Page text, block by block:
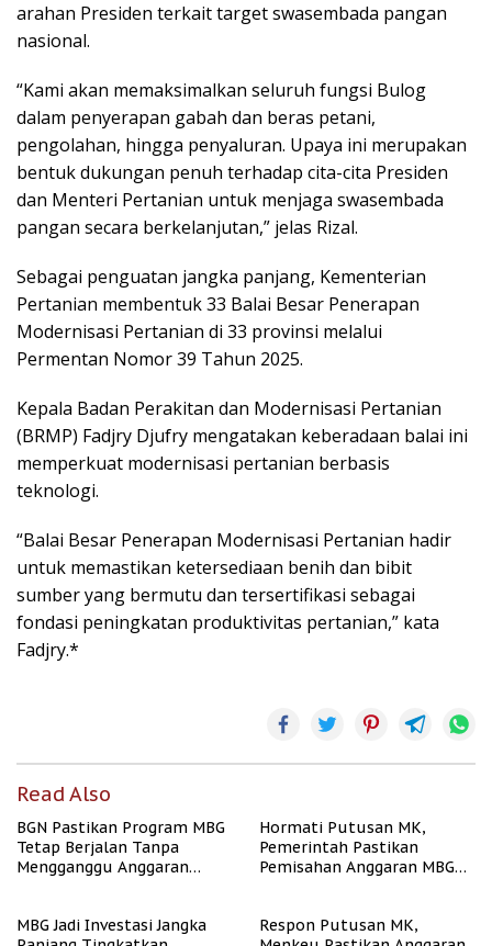
arahan Presiden terkait target swasembada pangan
nasional.
“Kami akan memaksimalkan seluruh fungsi Bulog
dalam penyerapan gabah dan beras petani,
pengolahan, hingga penyaluran. Upaya ini merupakan
bentuk dukungan penuh terhadap cita-cita Presiden
dan Menteri Pertanian untuk menjaga swasembada
pangan secara berkelanjutan,” jelas Rizal.
Sebagai penguatan jangka panjang, Kementerian
Pertanian membentuk 33 Balai Besar Penerapan
Modernisasi Pertanian di 33 provinsi melalui
Permentan Nomor 39 Tahun 2025.
Kepala Badan Perakitan dan Modernisasi Pertanian
(BRMP) Fadjry Djufry mengatakan keberadaan balai ini
memperkuat modernisasi pertanian berbasis
teknologi.
“Balai Besar Penerapan Modernisasi Pertanian hadir
untuk memastikan ketersediaan benih dan bibit
sumber yang bermutu dan tersertifikasi sebagai
fondasi peningkatan produktivitas pertanian,” kata
Fadjry.*
Read Also
BGN Pastikan Program MBG
Tetap Berjalan Tanpa
Mengganggu Anggaran
Hormati Putusan MK,
Pemerintah Pastikan
Pemisahan Anggaran MBG
MBG Jadi Investasi Jangka
Respon Putusan MK,